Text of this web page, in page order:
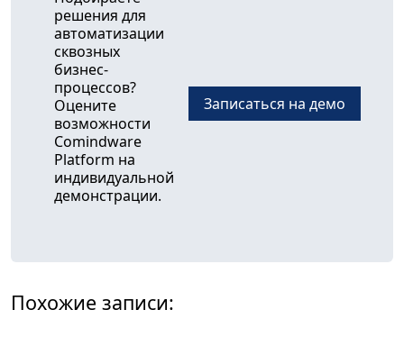
решения для
автоматизации
сквозных
бизнес-
процессов?
Оцените
возможности
Comindware
Platform на
индивидуальной
демонстрации.
Записаться на демо
Похожие записи: